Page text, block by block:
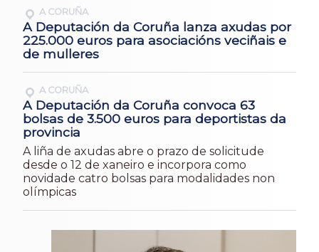
A CORUÑA
A Deputación da Coruña lanza axudas por
225.000 euros para asociacións veciñais e
de mulleres
A CORUÑA
A Deputación da Coruña convoca 63
bolsas de 3.500 euros para deportistas da
provincia
A liña de axudas abre o prazo de solicitude
desde o 12 de xaneiro e incorpora como
novidade catro bolsas para modalidades non
olímpicas